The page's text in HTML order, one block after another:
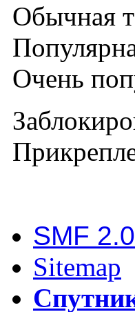
Обычная
Очень
SMF
Sitemap